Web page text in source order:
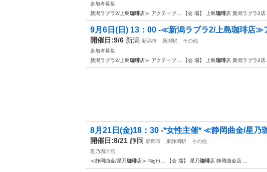
参加者募集
新潟ラブラ2/上島珈琲店≫ アクティブ… 【会 場】 上島珈琲店 新潟ラブラ2店
9月6日(日) 13：00 -≪新潟ラブラ2/上島珈琲店≫
開催日:9/6 新潟 新潟市 新潟駅
その他
参加者募集
新潟ラブラ2/上島珈琲店≫ アクティブ… 【会 場】 上島珈琲店 新潟ラブラ2店
8月21日(金)18：30 -*女性主催* ≪静岡曲金/星乃
開催日:8/21 静岡 静岡市 東静岡駅
その他
星乃珈琲店
≪静岡曲金/星乃珈琲店≫ Night… 【会 場】 星乃珈琲店 静岡曲金店 …